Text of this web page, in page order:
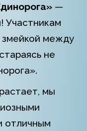
—
Участникам
змейкой между
не
мы
отличным